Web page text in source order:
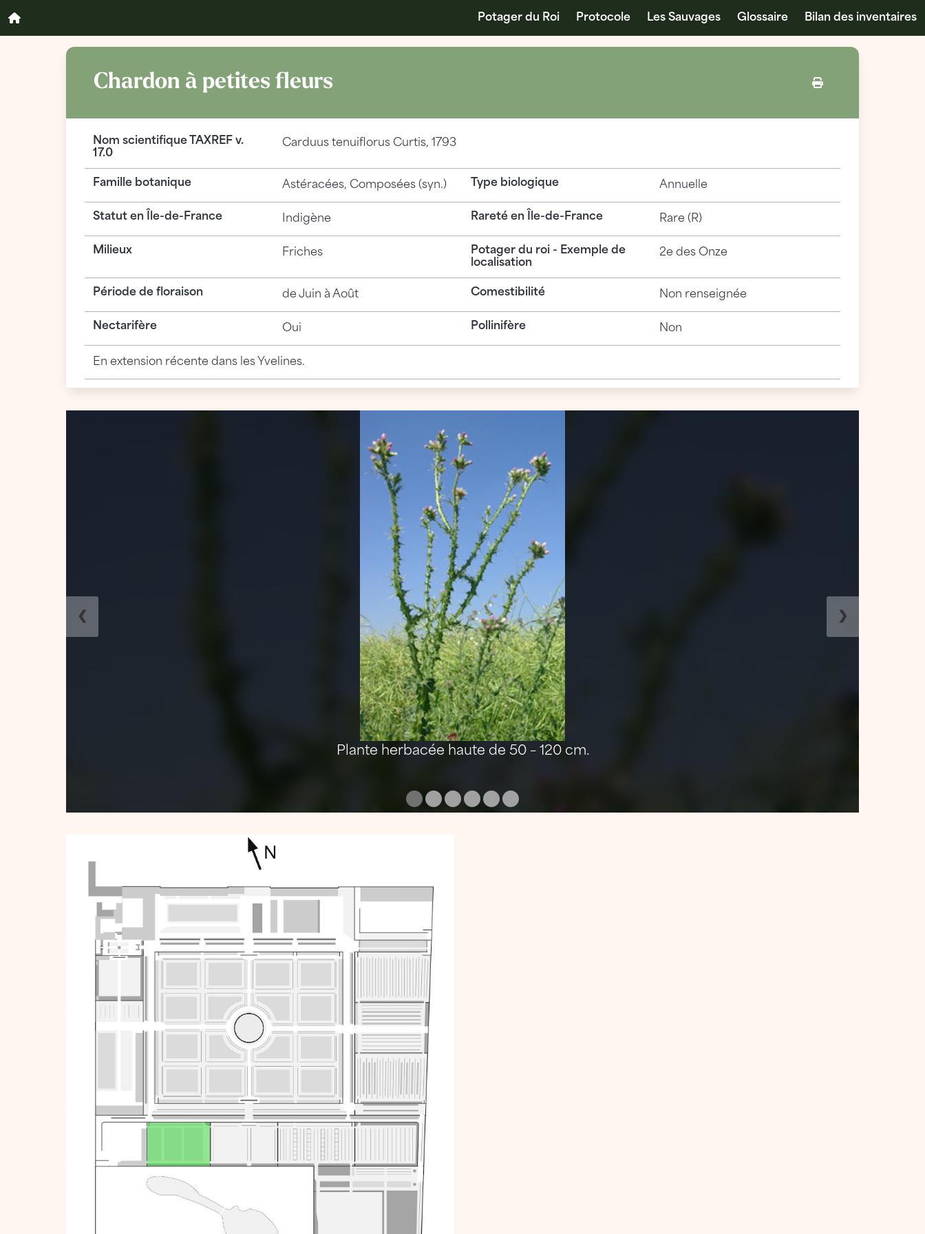
Potager du Roi Protocole Les Sauvages Glossaire Bilan des inventaires
Chardon à petites fleurs
Nom scientifique TAXREF v.
17.0
Carduus tenuiflorusCurtis, 1793
Famille botanique Astéracées, Composées (syn.) Type biologique Annuelle
Statut en Île-de-France Indigène Rareté en Île-de-France Rare (R)
Milieux Friches
Potager du roi - Exemple de
localisation
2e des Onze
Période de floraison de Juin à Août Comestibilité Non renseignée
Nectarifère Oui Pollinifère Non
En extension récente dans les Yvelines.
Plante herbacée haute de 50 – 120 cm.
❮ ❯